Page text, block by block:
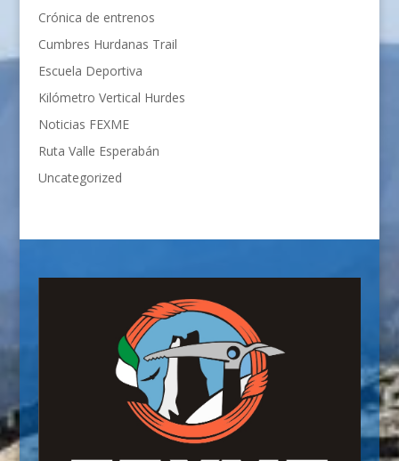
Crónica de entrenos
Cumbres Hurdanas Trail
Escuela Deportiva
Kilómetro Vertical Hurdes
Noticias FEXME
Ruta Valle Esperabán
Uncategorized